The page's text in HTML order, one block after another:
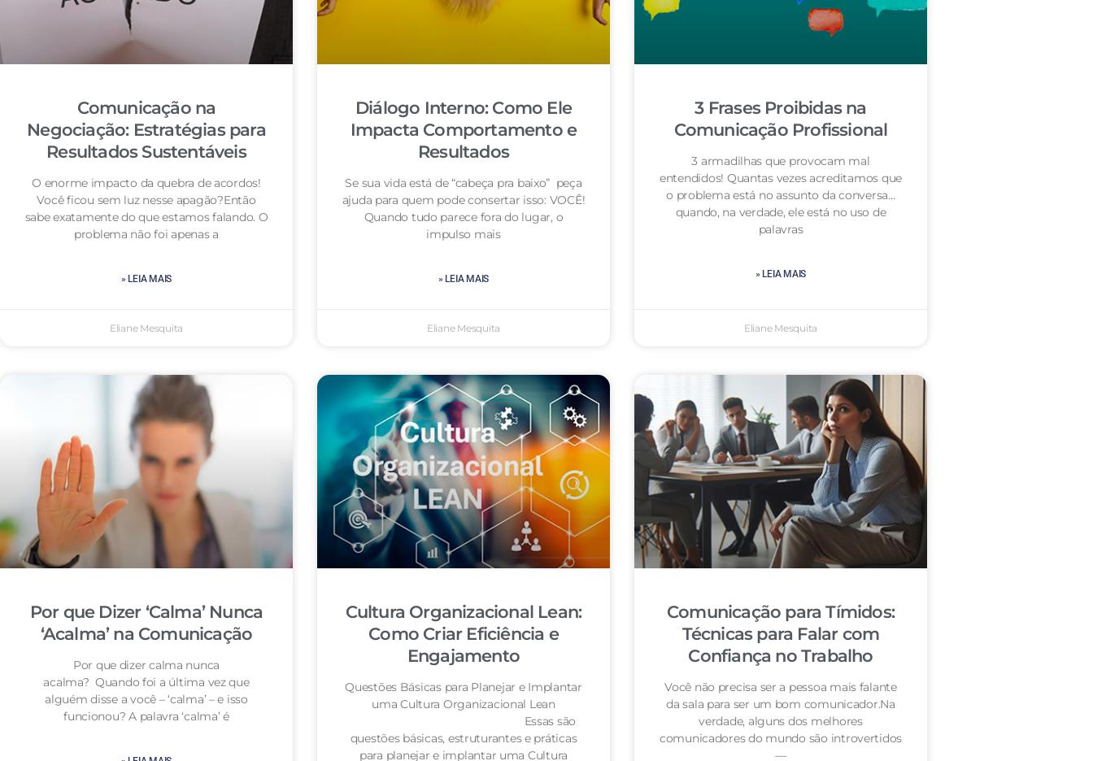
Comunicação na
Negociação: Estratégias para
Resultados Sustentáveis
O enorme impacto da quebra de acordos!
Você ficou sem luz nesse apagão?Então
sabe exatamente do que estamos falando. O
problema não foi apenas a
» LEIA MAIS
Eliane Mesquita
Diálogo Interno: Como Ele
Impacta Comportamento e
Resultados
Se sua vida está de “cabeça pra baixo” peça
ajuda para quem pode consertar isso: VOCÊ!
Quando tudo parece fora do lugar, o
impulso mais
» LEIA MAIS
Eliane Mesquita
3 Frases Proibidas na
Comunicação Profissional
3 armadilhas que provocam mal
entendidos! Quantas vezes acreditamos que
o problema está no assunto da conversa…
quando, na verdade, ele está no uso de
palavras
» LEIA MAIS
Eliane Mesquita
Por que Dizer ‘Calma’ Nunca
‘Acalma’ na Comunicação
Por que dizer calma nunca
acalma? Quando foi a última vez que
alguém disse a você – ‘calma’ – e isso
funcionou? A palavra ‘calma’ é
Cultura Organizacional Lean:
Como Criar Eficiência e
Engajamento
Questões Básicas para Planejar e Implantar
uma Cultura Organizacional Lean
Essas são
questões básicas, estruturantes e práticas
para planejar e implantar uma Cultura
Comunicação para Tímidos:
Técnicas para Falar com
Confiança no Trabalho
Você não precisa ser a pessoa mais falante
da sala para ser um bom comunicador.Na
verdade, alguns dos melhores
comunicadores do mundo são introvertidos
—